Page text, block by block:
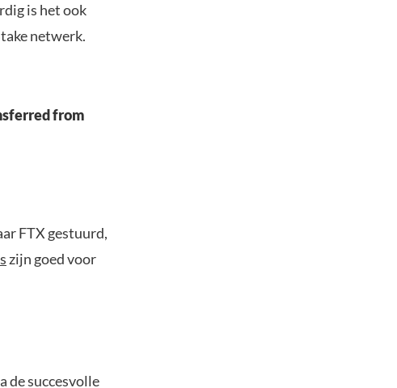
is het ook
netwerk.
from
FTX gestuurd,
zijn goed voor
de succesvolle